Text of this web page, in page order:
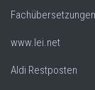
www.lei.net
Aldi Restposten